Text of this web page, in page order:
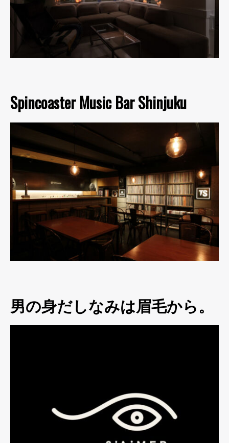
Spincoaster Music Bar Shinjuku
男の身だしなみは眉毛から。